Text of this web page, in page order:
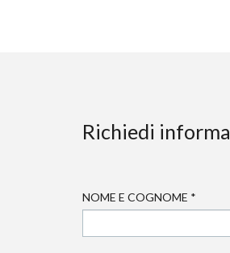
Richiedi
NOME E COGNOME *